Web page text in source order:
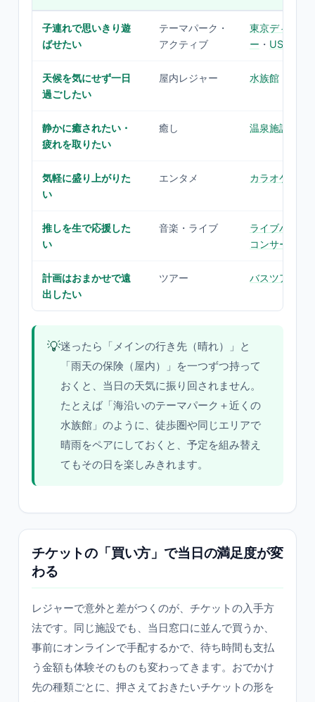
子連れで思いきり遊
ばせたい
テーマパーク・
アクティブ
東京ディズニ
ー ・ USJ
天候を気にせず一日
過ごしたい
屋内レジャー 水族館
静かに癒されたい・
疲れを取りたい
癒し 温泉施設
気軽に盛り上がりた
い
エンタメ カラオケ
推しを生で応援した
い
音楽・ライブ ライブハウス
コンサート
計画はおまかせで遠
出したい
ツアー バスツアー
💡迷ったら「メインの行き先（晴れ）」と
「雨天の保険（屋内）」を一つずつ持って
おくと、当日の天気に振り回されません。
たとえば「海沿いのテーマパーク＋近くの
水族館」のように、徒歩圏や同じエリアで
晴雨をペアにしておくと、予定を組み替え
てもその日を楽しみきれます。
チケットの「買い方」で当日の満足度が変
わる
レジャーで意外と差がつくのが、チケットの入手方
法です。同じ施設でも、当日窓口に並んで買うか、
事前にオンラインで手配するかで、待ち時間も支払
う金額も体験そのものも変わってきます。おでかけ
先の種類ごとに、押さえておきたいチケットの形を